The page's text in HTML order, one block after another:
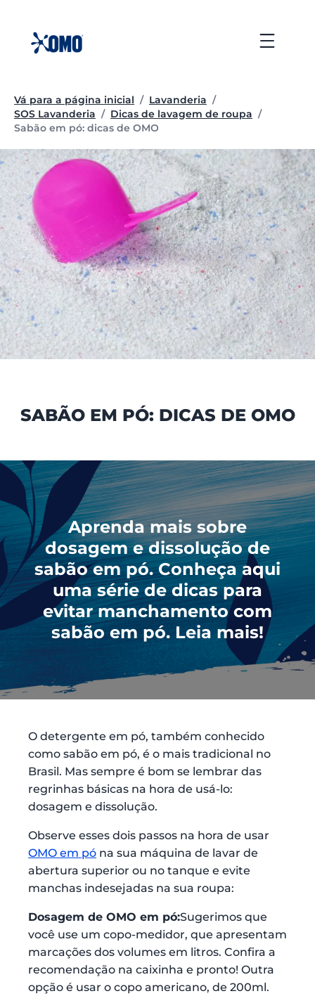
conteúdo
Vá para a página inicial / Lavanderia /
SOS Lavanderia / Dicas de lavagem de roupa /
Página atual:
Sabão em pó: dicas de OMO
SABÃO EM PÓ: DICAS DE OMO
Aprenda mais sobre
dosagem e dissolução de
sabão em pó. Conheça aqui
uma série de dicas para
evitar manchamento com
sabão em pó. Leia mais!
O detergente em pó, também conhecido
como sabão em pó, é o mais tradicional no
Brasil. Mas sempre é bom se lembrar das
regrinhas básicas na hora de usá-lo:
dosagem e dissolução.
Observe esses dois passos na hora de usar
OMO em pó na sua máquina de lavar de
abertura superior ou no tanque e evite
manchas indesejadas na sua roupa:
Dosagem de OMO em pó:Sugerimos que
você use um copo-medidor, que apresentam
marcações dos volumes em litros. Confira a
recomendação na caixinha e pronto! Outra
opção é usar o copo americano, de 200ml.